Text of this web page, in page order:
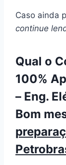
Caso ainda
continue
Qual o
100%
– Eng.
Bom